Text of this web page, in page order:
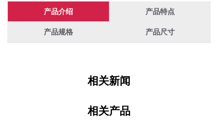
产品介绍 产品特点
产品规格 产品尺寸
相关新闻
相关产品